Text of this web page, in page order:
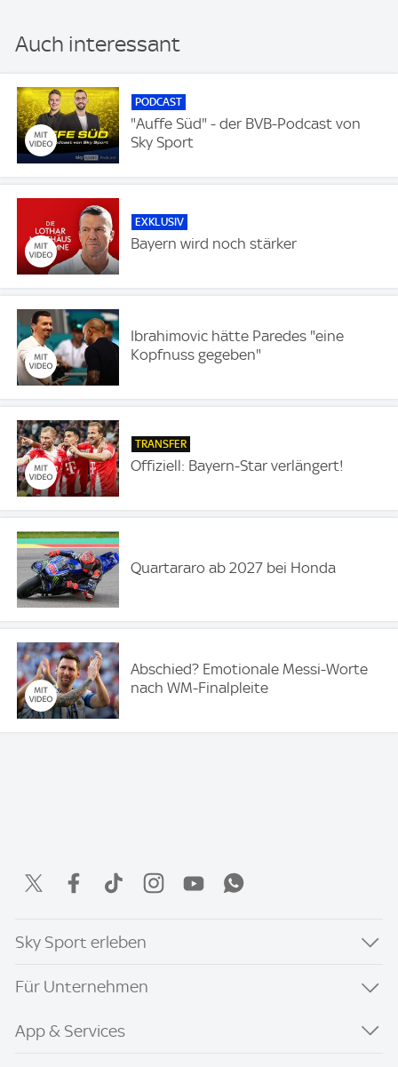
Auch interessant
PODCAST
"Auffe Süd" - der BVB-Podcast von
Sky Sport
EXKLUSIV
Bayern wird noch stärker
Ibrahimovic hätte Paredes "eine
Kopfnuss gegeben"
TRANSFER
Offiziell: Bayern-Star verlängert!
Quartararo ab 2027 bei Honda
Abschied? Emotionale Messi-Worte
nach WM-Finalpleite
Sky Sport erleben
Für Unternehmen
App & Services